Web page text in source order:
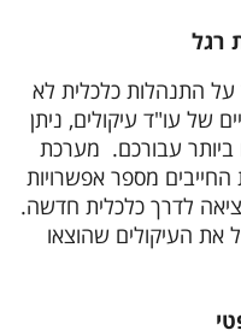
רגל
על התנהלות כלכלית לא
של עו"ד עיקולים, ניתן
ביותר עבורכם. מערכת
מספר אפשרויות
לדרך כלכלית חדשה.
את העיקולים שהוצאו